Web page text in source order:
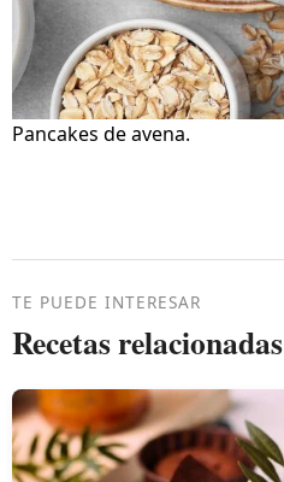
Pancakes de avena.
TE PUEDE INTERESAR
Recetas relacionadas